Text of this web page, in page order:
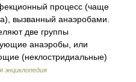
процесс (чаще
вызванный анаэробами.
две группы
анаэробы, или
(неклостридиальные)
энциклопедия